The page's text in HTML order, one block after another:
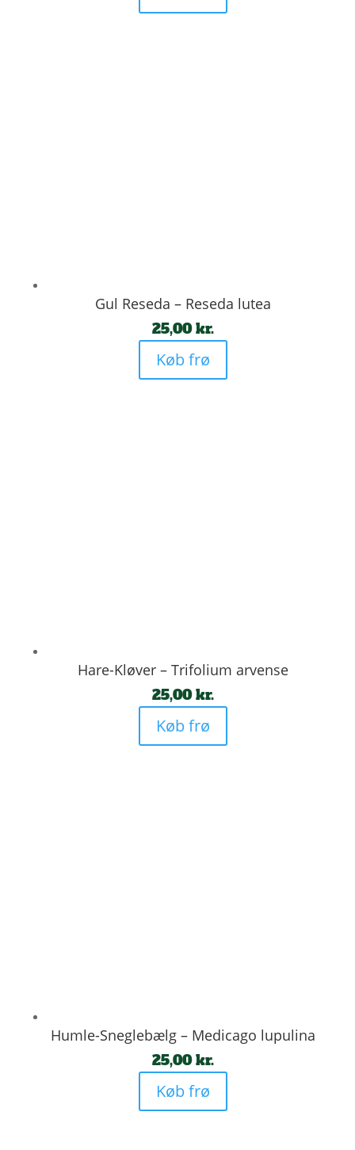
Gul Reseda – Reseda lutea
25,00kr.
Køb frø
Hare-Kløver – Trifolium arvense
25,00kr.
Køb frø
Humle-Sneglebælg – Medicago lupulina
25,00kr.
Køb frø